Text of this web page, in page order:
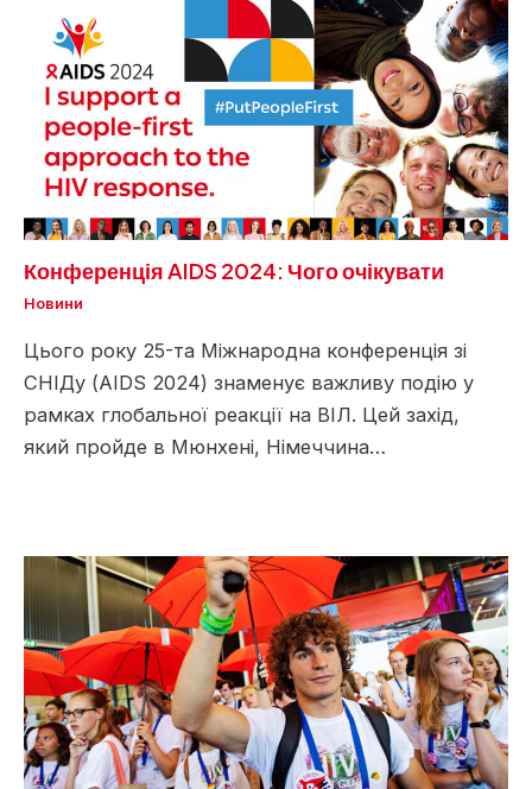
Конференція AIDS 2024: Чого очікувати
Новини
Цього року 25-та Міжнародна конференція зі
СНІДу (AIDS 2024) знаменує важливу подію у
рамках глобальної реакції на ВІЛ. Цей захід,
який пройде в Мюнхені, Німеччина…